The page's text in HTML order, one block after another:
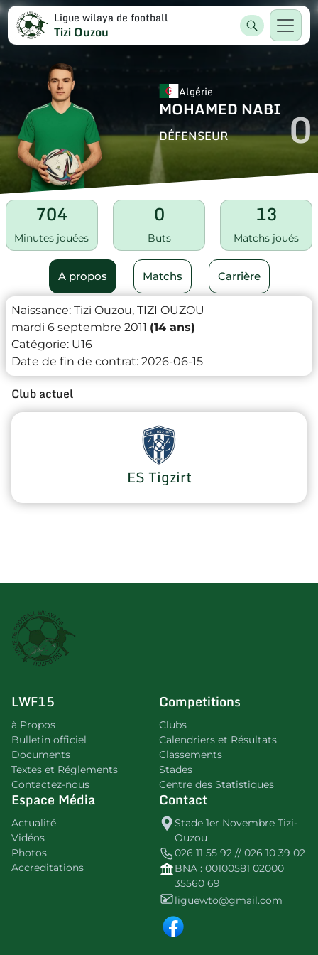
Ligue wilaya de football
Tizi Ouzou
Algérie
MOHAMED NABI
DÉFENSEUR 0
704
Minutes jouées
0
Buts
13
Matchs joués
A propos Matchs Carrière
Naissance: Tizi Ouzou, TIZI OUZOU
mardi 6 septembre 2011 (14 ans)
Catégorie: U16
Date de fin de contrat: 2026-06-15
Club actuel
ES Tigzirt
LWF15
à Propos
Bulletin officiel
Documents
Textes et Réglements
Contactez-nous
Competitions
Clubs
Calendriers et Résultats
Classements
Stades
Centre des Statistiques
Espace Média
Actualité
Vidéos
Photos
Accreditations
Contact
Stade 1er Novembre Tizi-
Ouzou
026 11 55 92 // 026 10 39 02
BNA : 00100581 02000
35560 69
liguewto@gmail.com